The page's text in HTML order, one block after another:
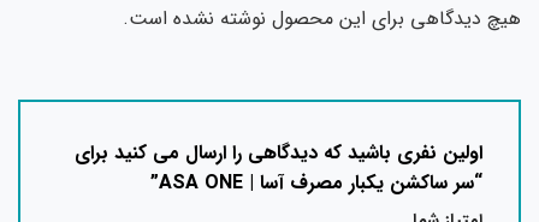
هیچ دیدگاهی برای این محصول نوشته نشده است.
اولین نفری باشید که دیدگاهی را ارسال می کنید برای
“سر ساکشن یکبار مصرف آسا | ASA ONE”